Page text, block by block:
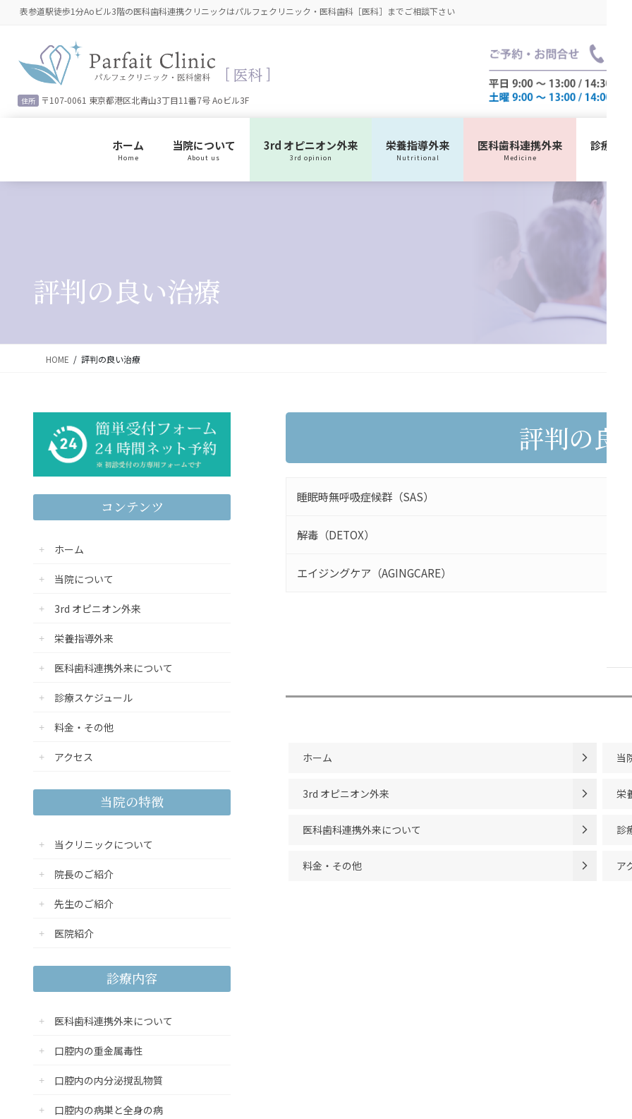
表参道駅徒歩1分Aoビル3階の医科歯科連携クリニックはパルフェクリニック・医科歯科［医科］までご相談下さい
住所 〒107-0061 東京都港区北青山3丁目11番7号 Aoビル3F
ホーム
Home
当院について
About us
3rd オピニオン外来
3rd opinion
栄養指導外来
Nutritional
医科歯科連携外来
Medicine
診療スケ
評判の良い治療
HOME 評判の良い治療
評判の良
睡眠時無呼吸症候群（SAS）
解毒（DETOX）
エイジングケア（AGINGCARE）
ホーム 当
3rd オピニオン外来 栄
医科歯科連携外来について 診
料金・その他 ア
コンテンツ
ホーム
当院について
3rd オピニオン外来
栄養指導外来
医科歯科連携外来について
診療スケジュール
料金・その他
アクセス
当院の特徴
当クリニックについて
院長のご紹介
先生のご紹介
医院紹介
診療内容
医科歯科連携外来について
口腔内の重金属毒性
口腔内の内分泌撹乱物質
口腔内の病巣と全身の病